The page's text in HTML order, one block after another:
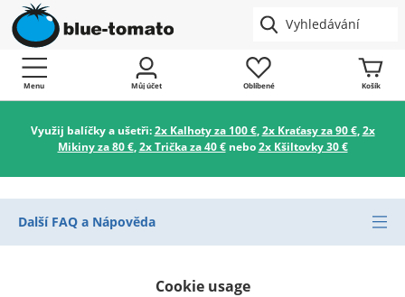
Menu Můj účet Oblíbené Košík
Využij balíčky a ušetři:2x Kalhoty za 100 €,2x Kraťasy za 90 €,2x
Mikiny za 80 €,2x Trička za 40 €nebo2x Kšiltovky 30 €
Další FAQ a Nápověda
Cookie usage